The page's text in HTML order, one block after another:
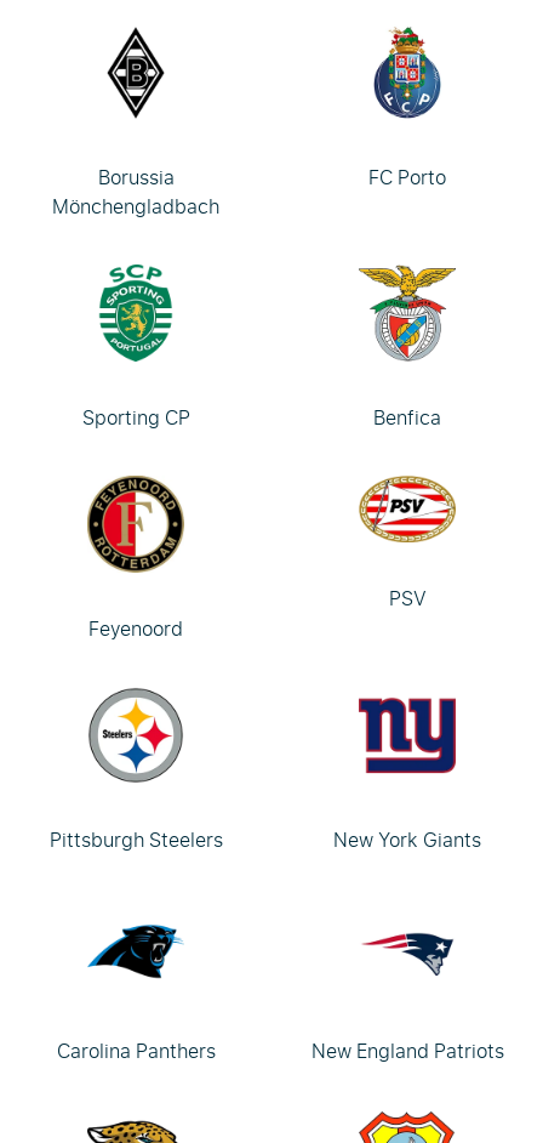
Borussia
Mönchengladbach
FC Porto
Sporting CP Benfica
Feyenoord
PSV
Pittsburgh Steelers New York Giants
Carolina Panthers New England Patriots